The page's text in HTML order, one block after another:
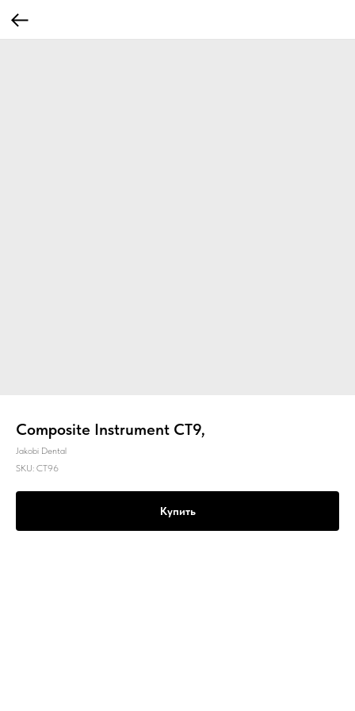
Composite Instrument CT9,
Jakobi Dental
SKU: CT96
Купить